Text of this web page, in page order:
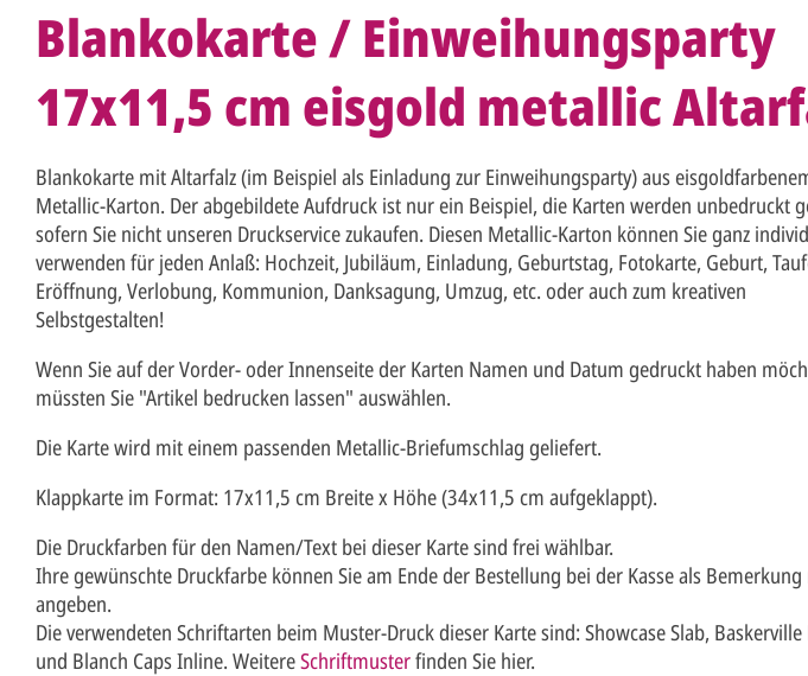
Blankokarte / Einweihungsparty
17x11,5 cm eisgold metallic
Blankokarte mit Altarfalz (im Beispiel als Einladung zur Einweihungsparty) aus
Metallic-Karton. Der abgebildete Aufdruck ist nur ein Beispiel, die Karten werden unbedruckt
sofern Sie nicht unseren Druckservice zukaufen. Diesen Metallic-Karton können Sie ganz
verwenden für jeden Anlaß: Hochzeit, Jubiläum, Einladung, Geburtstag, Fotokarte, Geburt,
Eröffnung, Verlobung, Kommunion, Danksagung, Umzug, etc. oder auch zum kreativen
Selbstgestalten!
Wenn Sie auf der Vorder- oder Innenseite der Karten Namen und Datum gedruckt haben
müssten Sie "Artikel bedrucken lassen" auswählen.
Die Karte wird mit einem passenden Metallic-Briefumschlag geliefert.
Klappkarte im Format: 17x11,5 cm Breite x Höhe (34x11,5 cm aufgeklappt).
Die Druckfarben für den Namen/Text bei dieser Karte sind frei wählbar.
Ihre gewünschte Druckfarbe können Sie am Ende der Bestellung bei der Kasse als
angeben.
Die verwendeten Schriftarten beim Muster-Druck dieser Karte sind: Showcase Slab, Baskerville
und Blanch Caps Inline. WeitereSchriftmusterfinden Sie hier.